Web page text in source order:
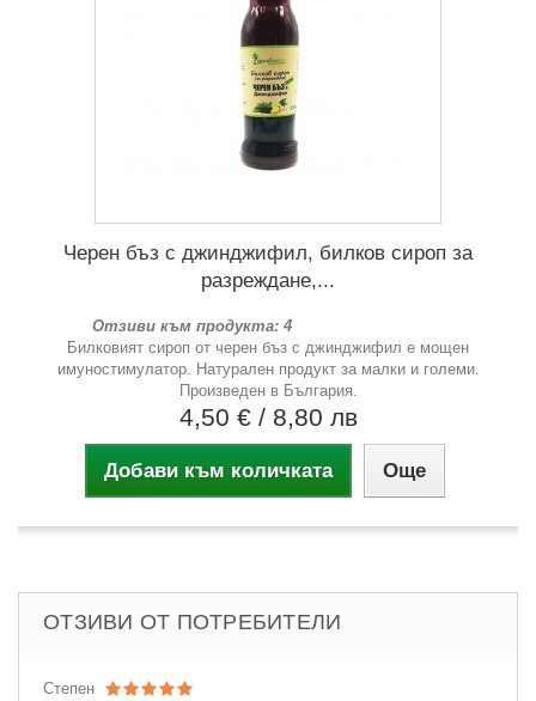
Черен бъз с джинджифил, билков сироп за
разреждане,...
Отзиви към продукта: 4
Билковият сироп от черен бъз с джинджифил е мощен
имуностимулатор. Натурален продукт за малки и големи.
Произведен в България.
4,50 € / 8,80 лв
Добави към количката Още
ОТЗИВИ ОТ ПОТРЕБИТЕЛИ
Степен